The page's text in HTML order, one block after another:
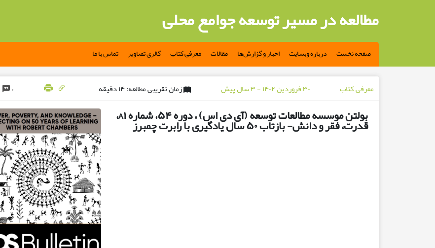
مطالعه در مسیر توسعه جوامع محلی
صفحه نخست درباره وبسایت اخبار و گزارش‌ها مقالات معرفی کتاب گالری تصاویر تماس با ما
معرفی کتاب ۳۰ فروردین ۱۴۰۲ - ۳ سال پیش زمان تقریبی مطالعه: ۱۴ دقیقه ۰
بولتن موسسه مطالعات توسعه (آی دی اس) ، دوره ۵۴، شماره A۱،
قدرت، فقر و دانش- بازتاب ۵۰ سال یادگیری با رابرت چمبرز